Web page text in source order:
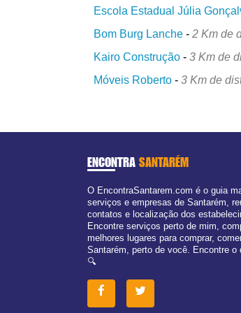
Escola Estadual Júlia
Bom Burg Lanche -2 Km de
Kairo Construção -3 Km de
Móveis Roberto -3 Km de
ENCONTRASANTARÉM
O EncontraSantarem.com é o guia
serviços e empresas de Santarém,
contatos e localização dos
Encontre serviços perto de mim,
melhores lugares para comprar,
Santarém, perto de você. Encontre o
🔍